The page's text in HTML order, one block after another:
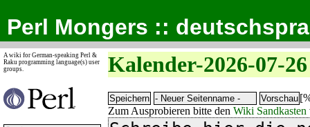
Perl Mongers ::
A wiki for German-speaking Perl &
Raku programming language(s) user
groups.
Kalender-2026-07-26
Zum Ausprobieren bitte den Wiki Sandkasten